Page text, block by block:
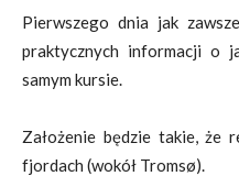
Pierwszego dnia jak
praktycznych informacji o
samym kursie.
Założenie będzie takie, że
fjordach (wokół Tromsø).